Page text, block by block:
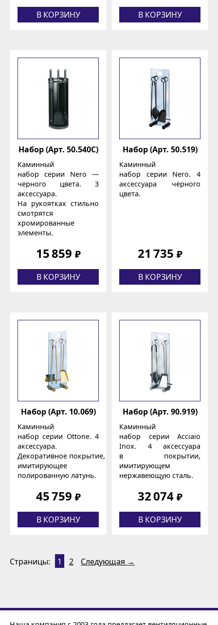
В КОРЗИНУ В КОРЗИНУ
Набор (Арт. 50.540C)
Каминный
набор серии Nero —
чёрного цвета. 3
аксессуара.
На рукоятках стильно
смотрятся
хромированные
элементы.
15 859 ₽
В КОРЗИНУ
Набор (Арт. 50.519)
Каминный
набор серии Nero. 4
аксессуара чёрного
цвета.
21 735 ₽
В КОРЗИНУ
Набор (Арт. 10.069)
Каминный
набор серии Ottone. 4
аксессуара.
Декоративное покрытие,
имитирующее
полированную латунь.
45 759 ₽
В КОРЗИНУ
Набор (Арт. 90.919)
Каминный
набор серии Acciaio
Inox. 4 аксессуара
в покрытии,
имитирующем
нержавеющую сталь.
32 074 ₽
В КОРЗИНУ
Страницы: 1 2 Следующая →